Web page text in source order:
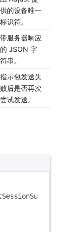
供的设备唯一
标识符。
带服务器响应
的 JSON 字
符串。
指示包发送失
败后是否再次
尝试发送。